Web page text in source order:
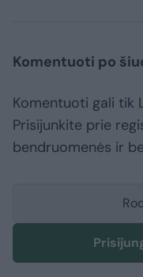
Komentuoti po
Komentuoti gali tik
Prisijunkite prie
bendruomenės ir